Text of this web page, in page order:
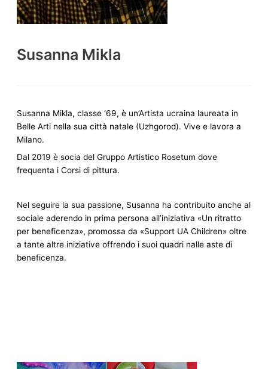
Susanna Mikla
Susanna Mikla, classe ‘69, è un’Artista ucraina laureata in
Belle Arti nella sua città natale (Uzhgorod). Vive e lavora a
Milano.
Dal 2019 è socia del Gruppo Artistico Rosetum dove
frequenta i Corsi di pittura.
Nel seguire la sua passione, Susanna ha contribuito anche al
sociale aderendo in prima persona all’iniziativa «Un ritratto
per beneficenza», promossa da «Support UA Children» oltre
a tante altre iniziative offrendo i suoi quadri nalle aste di
beneficenza.